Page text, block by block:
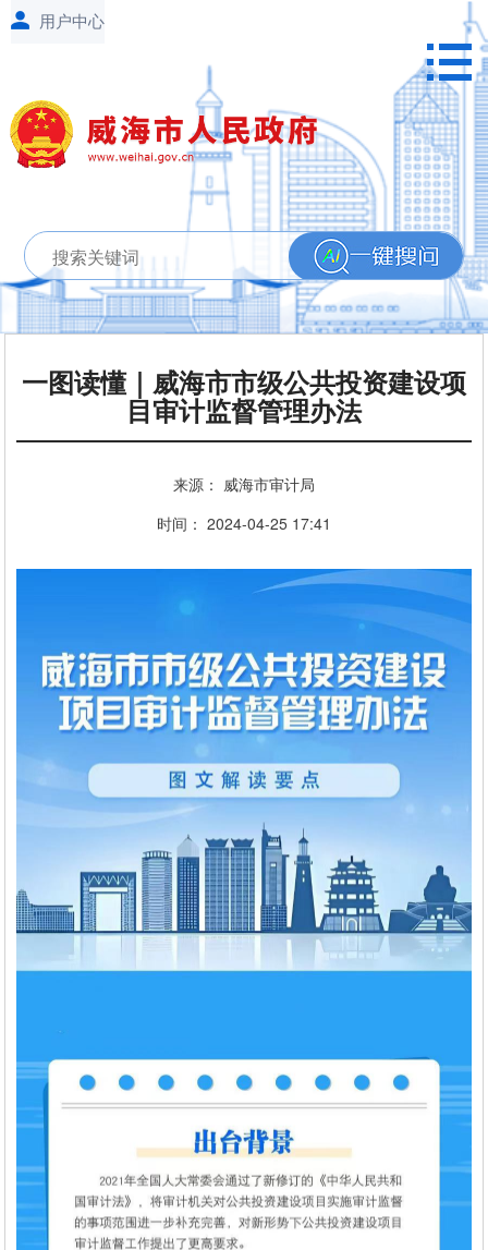
一图读懂｜威海市市级公共投资建设项
目审计监督管理办法
来源： 威海市审计局
时间： 2024-04-25 17:41